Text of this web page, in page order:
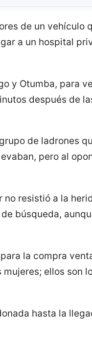
de un vehículo
a un hospital
y Otumba, para
después de
de ladrones
pero al
resistió a la
búsqueda,
la compra
ellos son
hasta la